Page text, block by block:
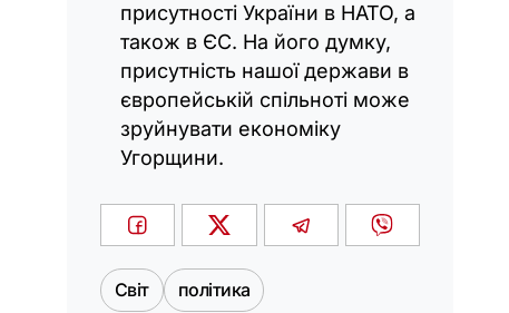
присутності України в НАТО, а
також в ЄС. На його думку,
присутність нашої держави в
європейській спільноті може
зруйнувати економіку
Угорщини.
Світ політика